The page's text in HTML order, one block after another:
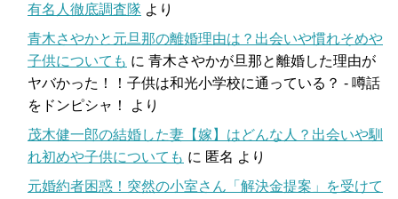
有名人徹底調査隊 より
青木さやかと元旦那の離婚理由は？出会いや慣れそめや
子供についても に 青木さやかが旦那と離婚した理由が
ヤバかった！！子供は和光小学校に通っている？ - 噂話
をドンピシャ！
より
茂木健一郎の結婚した妻【嫁】はどんな人？出会いや馴
れ初めや子供についても に 匿名 より
元婚約者困惑！突然の小室さん「解決金提案」を受けて